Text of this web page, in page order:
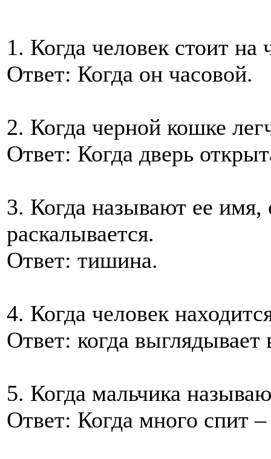
1. Когда человек стоит на
Ответ: Когда он часовой.
2. Когда черной кошке
Ответ: Когда дверь
3. Когда называют ее имя,
раскалывается.
Ответ: тишина.
4. Когда человек
Ответ: когда выглядывает
5. Когда мальчика
Ответ: Когда много спит